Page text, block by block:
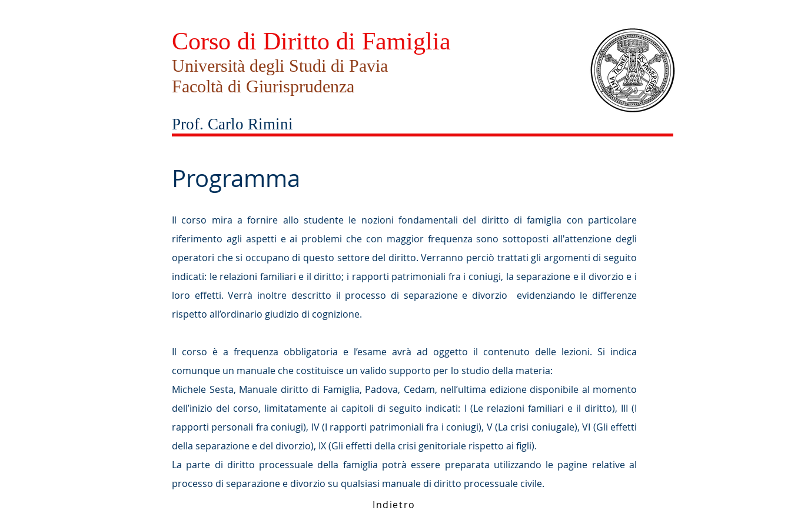
Corso di Diritto di Famiglia
Università degli Studi di Pavia
Facoltà di Giurisprudenza
Prof. Carlo Rimini
Programma
Il corso mira a fornire allo studente le nozioni fondamentali del diritto di famiglia con particolare
riferimento agli aspetti e ai problemi che con maggior frequenza sono sottoposti all'attenzione degli
operatori che si occupano di questo settore del diritto. Verranno perciò trattati gli argomenti di seguito
indicati: le relazioni familiari e il diritto; i rapporti patrimoniali fra i coniugi, la separazione e il divorzio e i
loro effetti. Verrà inoltre descritto il processo di separazione e divorzio evidenziando le differenze
rispetto all’ordinario giudizio di cognizione.
Il corso è a frequenza obbligatoria e l’esame avrà ad oggetto il contenuto delle lezioni. Si indica
comunque un manuale che costituisce un valido supporto per lo studio della materia:
Michele Sesta, Manuale diritto di Famiglia, Padova, Cedam, nell’ultima edizione disponibile al momento
dell’inizio del corso, limitatamente ai capitoli di seguito indicati: I (Le relazioni familiari e il diritto), III (I
rapporti personali fra coniugi), IV (I rapporti patrimoniali fra i coniugi), V (La crisi coniugale), VI (Gli effetti
della separazione e del divorzio), IX (Gli effetti della crisi genitoriale rispetto ai figli).
La parte di diritto processuale della famiglia potrà essere preparata utilizzando le pagine relative al
processo di separazione e divorzio su qualsiasi manuale di diritto processuale civile.
Indietro